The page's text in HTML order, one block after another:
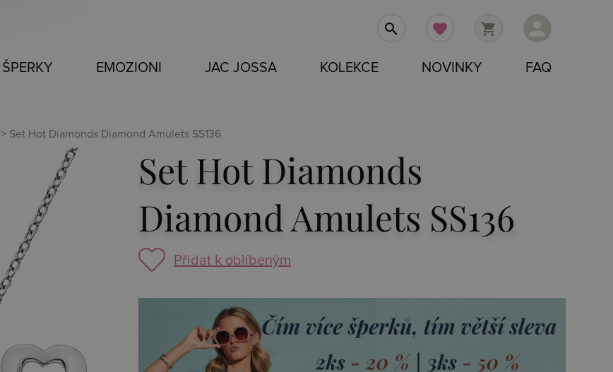
person
shopping_cart
favorite
search
ŠPERKY EMOZIONI JAC JOSSA KOLEKCE NOVINKY FAQ
> Set Hot Diamonds Diamond Amulets SS136
Set Hot Diamonds
Diamond Amulets SS136
Přidat k oblíbeným